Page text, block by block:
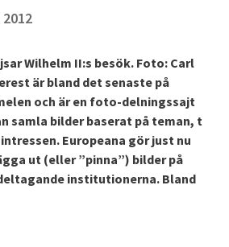
Wilhelm II:s besök. Foto: Carl
är bland det senaste på
och är en foto-delningssajt
samla bilder baserat på teman, t
Europeana gör just nu
ut (eller ”pinna”) bilder på
institutionerna. Bland